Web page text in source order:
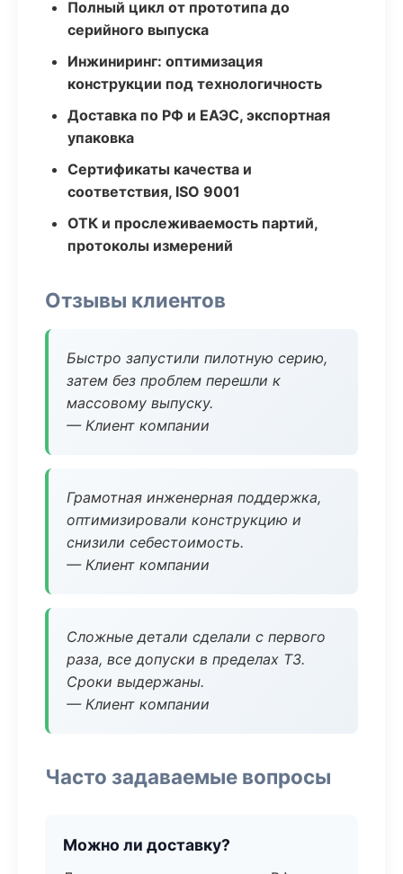
Полный цикл от прототипа до
серийного выпуска
Инжиниринг: оптимизация
конструкции под технологичность
Доставка по РФ и ЕАЭС, экспортная
упаковка
Сертификаты качества и
соответствия, ISO 9001
ОТК и прослеживаемость партий,
протоколы измерений
Отзывы клиентов
Быстро запустили пилотную серию,
затем без проблем перешли к
массовому выпуску.
— Клиент компании
Грамотная инженерная поддержка,
оптимизировали конструкцию и
снизили себестоимость.
— Клиент компании
Сложные детали сделали с первого
раза, все допуски в пределах ТЗ.
Сроки выдержаны.
— Клиент компании
Часто задаваемые вопросы
Можно ли доставку?